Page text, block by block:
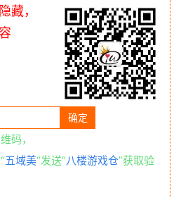
藏，
码，
五域美“发送“八楼游戏仓”获取验